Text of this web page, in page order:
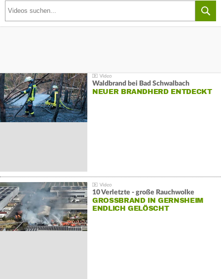
Waldbrand bei Bad Schwalbach
NEUER BRANDHERD ENTDECKT
10 Verletzte - große Rauchwolke
GROSSBRAND IN GERNSHEIM E
NDLICH GELÖSCHT